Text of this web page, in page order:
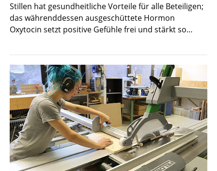
Stillen hat gesundheitliche Vorteile für alle Beteiligen;
das währenddessen ausgeschüttete Hormon
Oxytocin setzt positive Gefühle frei und stärkt so…